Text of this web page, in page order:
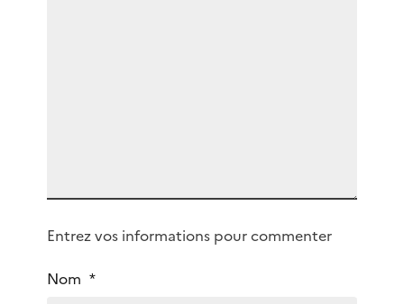
u
ê
Entrez vos informations pour commenter
Nom *